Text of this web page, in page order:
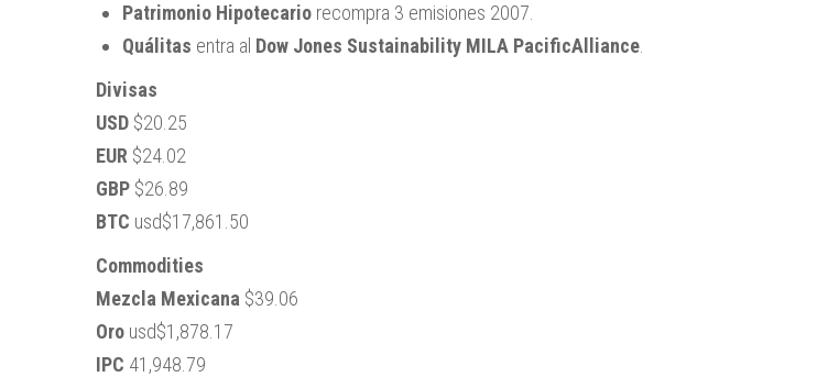
Patrimonio Hipotecariorecompra 3 emisiones 2007.
Quálitas entra al Dow Jones Sustainability MILA PacificAlliance.
Divisas
USD $20.25
EUR $24.02
GBP $26.89
BTC usd$17,861.50
Commodities
Mezcla Mexicana $39.06
Oro usd$1,878.17
IPC 41,948.79